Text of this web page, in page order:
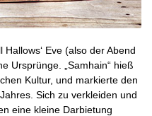
Eve (also der Abend
Ursprünge. „Samhain“ hieß
Kultur, und markierte den
Sich zu verkleiden und
eine kleine Darbietung